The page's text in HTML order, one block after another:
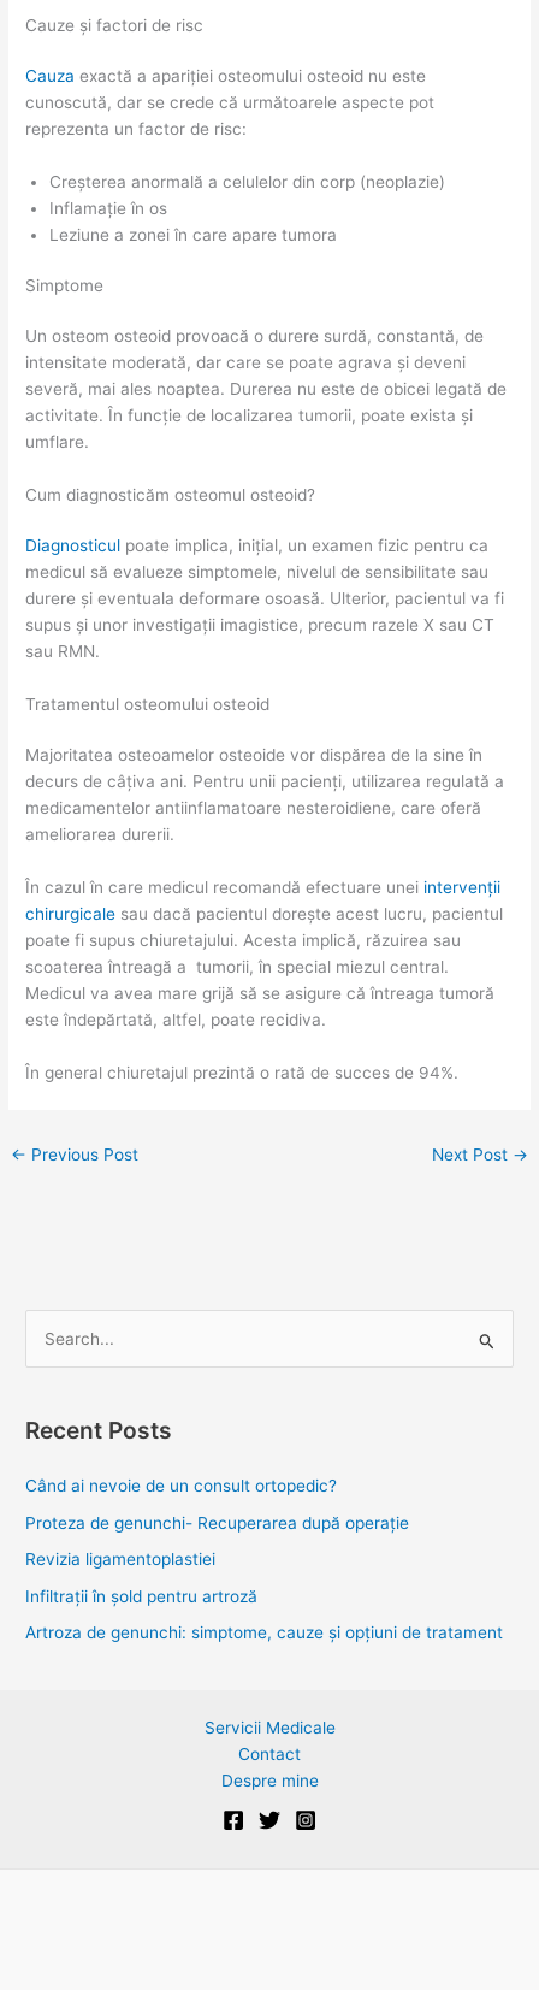
Cauze și factori de risc
Cauza exactă a apariției osteomului osteoid nu este
cunoscută, dar se crede că următoarele aspecte pot
reprezenta un factor de risc:
Creșterea anormală a celulelor din corp (neoplazie)
Inflamație în os
Leziune a zonei în care apare tumora
Simptome
Un osteom osteoid provoacă o durere surdă, constantă, de
intensitate moderată, dar care se poate agrava și deveni
severă, mai ales noaptea. Durerea nu este de obicei legată de
activitate. În funcție de localizarea tumorii, poate exista și
umflare.
Cum diagnosticăm osteomul osteoid?
Diagnosticul poate implica, inițial, un examen fizic pentru ca
medicul să evalueze simptomele, nivelul de sensibilitate sau
durere și eventuala deformare osoasă. Ulterior, pacientul va fi
supus și unor investigații imagistice, precum razele X sau CT
sau RMN.
Tratamentul osteomului osteoid
Majoritatea osteoamelor osteoide vor dispărea de la sine în
decurs de câțiva ani. Pentru unii pacienți, utilizarea regulată a
medicamentelor antiinflamatoare nesteroidiene, care oferă
ameliorarea durerii.
În cazul în care medicul recomandă efectuare unei intervenții
chirurgicale sau dacă pacientul dorește acest lucru, pacientul
poate fi supus chiuretajului. Acesta implică, răzuirea sau
scoaterea întreagă a tumorii, în special miezul central.
Medicul va avea mare grijă să se asigure că întreaga tumoră
este îndepărtată, altfel, poate recidiva.
În general chiuretajul prezintă o rată de succes de 94%.
← Previous Post Next Post →
r
o
r
:
Recent Posts
Când ai nevoie de un consult ortopedic?
Proteza de genunchi- Recuperarea după operație
Revizia ligamentoplastiei
Infiltrații în șold pentru artroză
Artroza de genunchi: simptome, cauze și opțiuni de tratament
Servicii Medicale
Contact
Despre mine